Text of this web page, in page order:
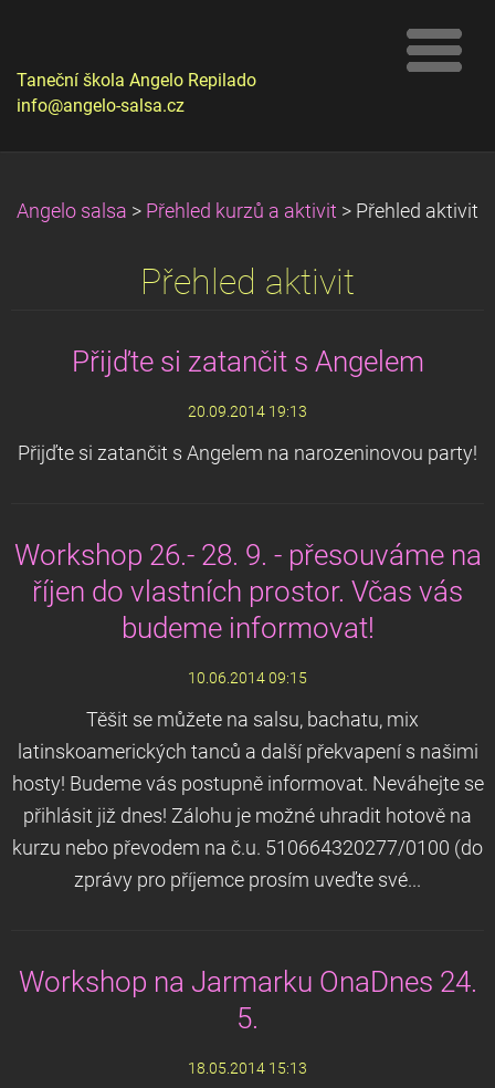
Taneční škola Angelo Repilado
info@angelo-salsa.cz
Angelo salsa > Přehled kurzů a aktivit > Přehled aktivit
Přehled aktivit
Přijďte si zatančit s Angelem
20.09.2014 19:13
Přijďte si zatančit s Angelem na narozeninovou party!
Workshop 26.- 28. 9. - přesouváme na
říjen do vlastních prostor. Včas vás
budeme informovat!
10.06.2014 09:15
Těšit se můžete na salsu, bachatu, mix
latinskoamerických tanců a další překvapení s našimi
hosty! Budeme vás postupně informovat. Neváhejte se
přihlásit již dnes! Zálohu je možné uhradit hotově na
kurzu nebo převodem na č.u. 510664320277/0100 (do
zprávy pro příjemce prosím uveďte své...
Workshop na Jarmarku OnaDnes 24.
5.
18.05.2014 15:13